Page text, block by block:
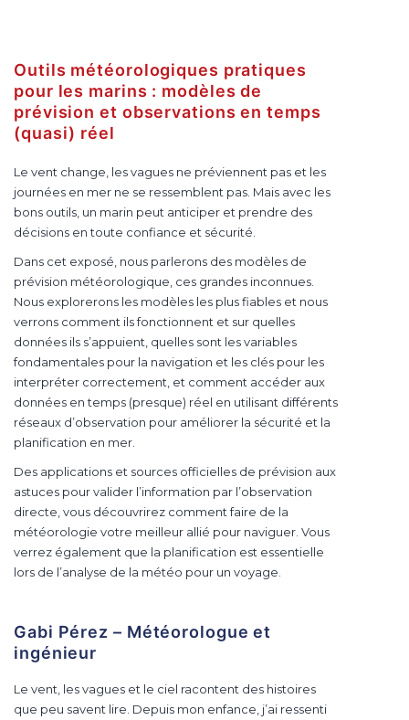
Outils météorologiques pratiques
pour les marins : modèles de
prévision et observations en temps
(quasi) réel
Le vent change, les vagues ne préviennent pas et les
journées en mer ne se ressemblent pas. Mais avec les
bons outils, un marin peut anticiper et prendre des
décisions en toute confiance et sécurité.
Dans cet exposé, nous parlerons des modèles de
prévision météorologique, ces grandes inconnues.
Nous explorerons les modèles les plus fiables et nous
verrons comment ils fonctionnent et sur quelles
données ils s’appuient, quelles sont les variables
fondamentales pour la navigation et les clés pour les
interpréter correctement, et comment accéder aux
données en temps (presque) réel en utilisant différents
réseaux d’observation pour améliorer la sécurité et la
planification en mer.
Des applications et sources officielles de prévision aux
astuces pour valider l’information par l’observation
directe, vous découvrirez comment faire de la
météorologie votre meilleur allié pour naviguer. Vous
verrez également que la planification est essentielle
lors de l’analyse de la météo pour un voyage.
Gabi Pérez – Météorologue et
ingénieur
Le vent, les vagues et le ciel racontent des histoires
que peu savent lire. Depuis mon enfance, j’ai ressenti